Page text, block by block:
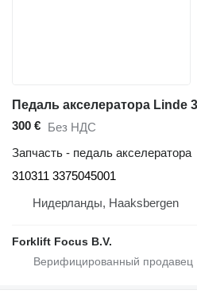
300 € Без НДС
Запчасть - педаль акселератора
310311 3375045001
Нидерланды, Haaksbergen
Forklift Focus B.V.